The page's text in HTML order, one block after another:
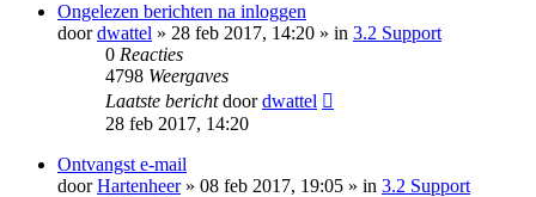
Ongelezen berichten na inloggen
doordwattel » 28 feb 2017, 14:20 » in 3.2 Support
0 Reacties
4798 Weergaves
Laatste berichtdoordwattel
28 feb 2017, 14:20
Ontvangst e-mail
doorHartenheer» 08 feb 2017, 19:05 » in 3.2 Support